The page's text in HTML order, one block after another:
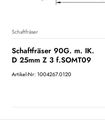
Schaftfräser
Schaftfräser 90G. m. IK.
D 25mm Z 3 f.SOMT09
Artikel-Nr: 1004267.0120